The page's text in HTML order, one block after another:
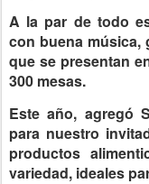
A la par de todo
con buena música,
que se presentan
300 mesas.
Este año, agregó
para nuestro
productos
variedad, ideales